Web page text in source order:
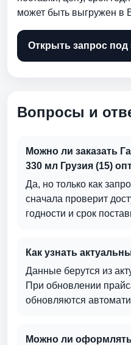
может быть выгружен в
Открыть запрос под
Вопросы и
Можно ли заказать
330 мл Грузия (15)
Да, но только как
сначала проверит
годности и срок
Как узнать
Данные берутся из
При обновлении
обновляются
Можно ли оформлять